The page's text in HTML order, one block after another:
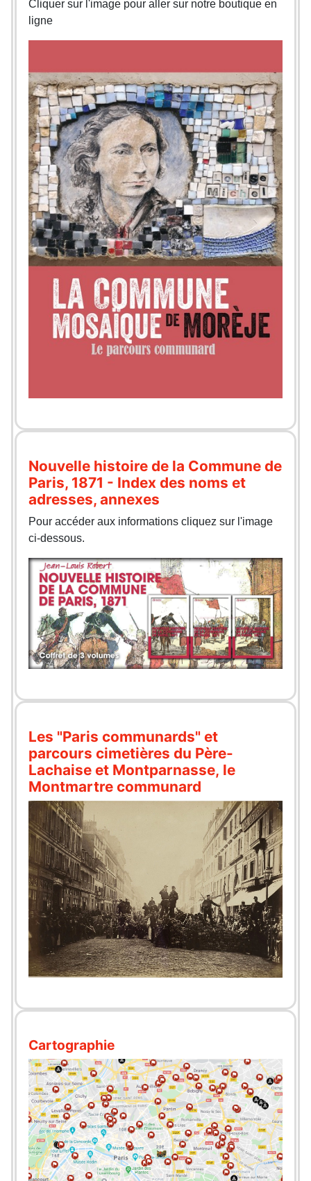
Cliquer sur l'image pour aller sur notre boutique en
ligne
Nouvelle histoire de la Commune de
Paris, 1871 - Index des noms et
adresses, annexes
Pour accéder aux informations cliquez sur l'image
ci-dessous.
Les "Paris communards" et
parcours cimetières du Père-
Lachaise et Montparnasse, le
Montmartre communard
Cartographie